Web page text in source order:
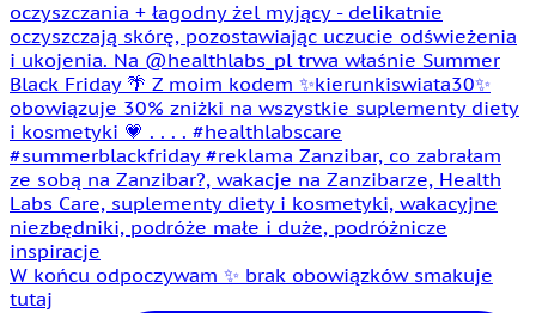
W końcu odpoczywam ✨ brak obowiązków smakuje
tutaj